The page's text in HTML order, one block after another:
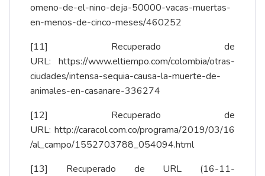
omeno-de-el-nino-deja-50000-vacas-muertas-
en-menos-de-cinco-meses/460252
[11] Recuperado de
URL: https://www.eltiempo.com/colombia/otras-
ciudades/intensa-sequia-causa-la-muerte-de-
animales-en-casanare-336274
[12] Recuperado de
URL: http://caracol.com.co/programa/2019/03/16
/al_campo/1552703788_054094.html
[13] Recuperado de URL (16-11-